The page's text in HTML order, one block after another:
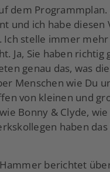
dem Programmplan.
und ich habe
Ich stelle immer
Ja, Sie haben richtig
genau das, was
Menschen wie Du
von kleinen und
Bonny & Clyde,
haben
berichtet